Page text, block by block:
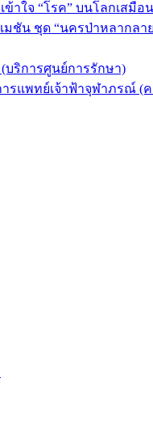
ข้าใจ “โรค” บนโลกเสมือ
ชัน ชุด “นครป่าหลากลา
ริการศูนย์การรักษา)
รแพทย์เจ้าฟ้าจุฬาภรณ์ (